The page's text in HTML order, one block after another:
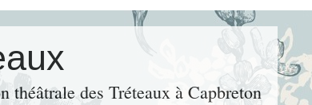
théâtrale des Tréteaux à Capbreton